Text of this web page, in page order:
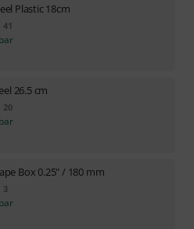
Plastic 18cm
41
26.5 cm
20
Box 0.25" / 180 mm
3